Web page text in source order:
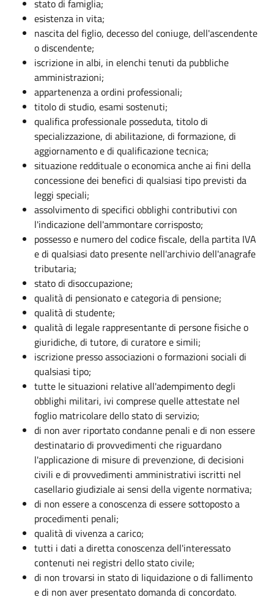
stato di famiglia;
esistenza in vita;
nascita del figlio, decesso del coniuge, dell'ascendente
o discendente;
iscrizione in albi, in elenchi tenuti da pubbliche
amministrazioni;
appartenenza a ordini professionali;
titolo di studio, esami sostenuti;
qualifica professionale posseduta, titolo di
specializzazione, di abilitazione, di formazione, di
aggiornamento e di qualificazione tecnica;
situazione reddituale o economica anche ai fini della
concessione dei benefici di qualsiasi tipo previsti da
leggi speciali;
assolvimento di specifici obblighi contributivi con
l'indicazione dell'ammontare corrisposto;
possesso e numero del codice fiscale, della partita IVA
e di qualsiasi dato presente nell'archivio dell'anagrafe
tributaria;
stato di disoccupazione;
qualità di pensionato e categoria di pensione;
qualità di studente;
qualità di legale rappresentante di persone fisiche o
giuridiche, di tutore, di curatore e simili;
iscrizione presso associazioni o formazioni sociali di
qualsiasi tipo;
tutte le situazioni relative all'adempimento degli
obblighi militari, ivi comprese quelle attestate nel
foglio matricolare dello stato di servizio;
di non aver riportato condanne penali e di non essere
destinatario di provvedimenti che riguardano
l'applicazione di misure di prevenzione, di decisioni
civili e di provvedimenti amministrativi iscritti nel
casellario giudiziale ai sensi della vigente normativa;
di non essere a conoscenza di essere sottoposto a
procedimenti penali;
qualità di vivenza a carico;
tutti i dati a diretta conoscenza dell'interessato
contenuti nei registri dello stato civile;
di non trovarsi in stato di liquidazione o di fallimento
e di non aver presentato domanda di concordato.